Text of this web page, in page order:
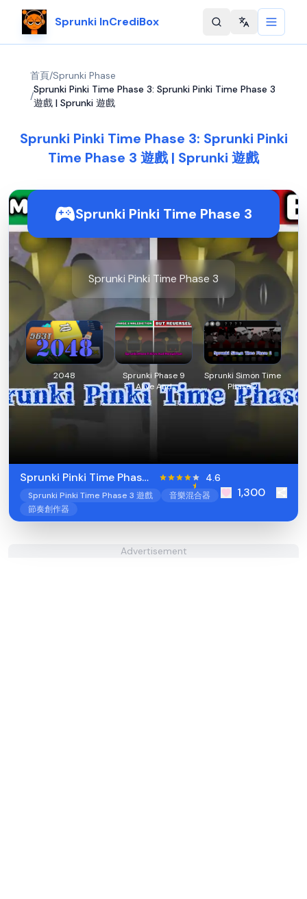
Sprunki InCrediBox Change
首頁/Sprunki Phase
/
Sprunki Pinki Time Phase 3: Sprunki Pinki Time Phase 3
遊戲 | Sprunki 遊戲
Sprunki Pinki Time Phase 3: Sprunki Pinki
Time Phase 3 遊戲 | Sprunki 遊戲
Sprunki Pinki Time Phase 3
Sprunki Pinki Time Phase 3
2048
Sprunki Phase 9
Alive And
Malediction
Sprunki Simon Time
Phase 2
Sprunki Pinki Time Phase
4.6
Sprunki Pinki Time Phase 3 遊戲
音樂混合器
節奏創作器
1,300
Advertisement